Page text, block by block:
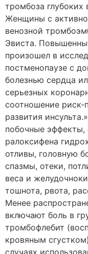
тромбоза глубоких
Женщины с
венозной
Эвиста.
произошел в
постменопаузе с
болезнью сердца
серьезных
соотношение
развития
побочные эффекты,
ралоксифена
отливы, головную
спазмы, отеки,
веса и
тошнота, рвота,
Менее
включают боль в
тромбофлебит
кровяным